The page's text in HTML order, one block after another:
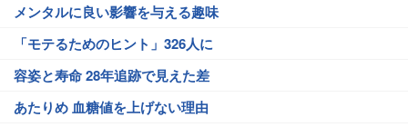
メンタルに良い影響を与える趣味
「モテるためのヒント」326人に
容姿と寿命 28年追跡で見えた差
あたりめ 血糖値を上げない理由